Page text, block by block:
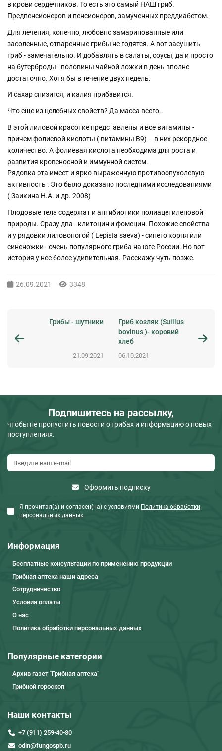
в крови сердечников. То есть это самый НАШ гриб.
Предпенсионеров и пенсионеров, замученных преддиабетом.
Для лечения, конечно, любовно замаринованные или
засоленные, отваренные грибы не годятся. А вот засушить
гриб - замечательно. И добавлять в салаты, соусы, да и просто
на бутерброды - половины чайной ложки в день вполне
достаточно. Хотя бы в течение двух недель.
И сахар снизится, и калия прибавится.
Что еще из целебных свойств? Да масса всего..
В этой лиловой красотке представлены и все витамины -
причем фолиевой кислоты ( витамины В9) – в них рекордное
количество. А фолиевая кислота необходима для роста и
развития кровеносной и иммунной систем.
Рядовка эта имеет и ярко выраженную противоопухолевую
активность . Это было доказано последними исследованиями
( Заикина Н.А. и др. 2008)
Плодовые тела содержат и антибиотики полиацетиленовой
природы. Сразу два - клитоцин и фомецин. Похожие свойства
и у рядовки лиловоногой ( Lepista saeva) - синего корня или
синеножки - очень популярного гриба на юге России. Но вот
история у нее более удивительная. Расскажу чуть позже.
26.09.2021 3348
Грибы - шутники
21.09.2021
Гриб козляк (Suillus
bovinus )- коровий
хлеб
06.10.2021
Подпишитесь на рассылку,
чтобы не пропустить новости о грибах и информацию о новых
поступлениях.
Оформить подписку
Я прочитал(а) и согласен(на) с условиями Политика обработки
персональных данных
Информация
Бесплатные консультации по применению продукции
Грибная аптека наши адреса
Сотрудничество
Условия оплаты
О нас
Политика обработки персональных данных
Популярные категории
Архив газет "Грибная аптека"
Грибной гороскоп
Наши контакты
+7 (911) 259-40-80
odin@fungospb.ru